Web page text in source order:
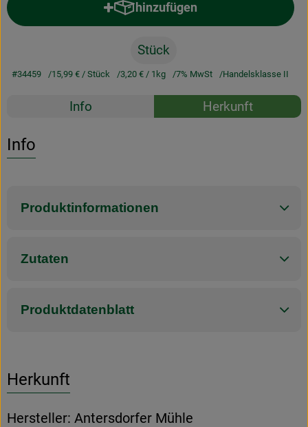
hinzufügen
Produkt zum Warenkorb
Stück
#34459 15,99 €/ Stück 3,20 €/ 1kg 7% MwSt Handelsklasse II
Rezepte
Info Herkunft
Info
Produktinformationen
Zutaten
Produktdatenblatt
Herkunft
Hersteller: Antersdorfer Mühle